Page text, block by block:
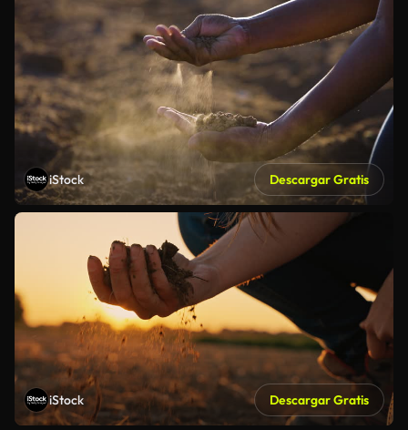
iStock Descargar Gratis
iStock Descargar Gratis